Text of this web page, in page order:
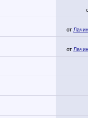
от
от